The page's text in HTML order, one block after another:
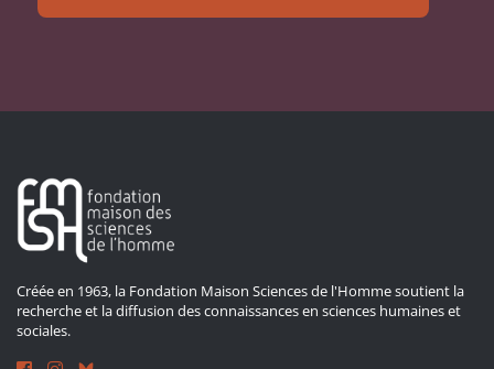
Créée en 1963, la Fondation Maison Sciences de l'Homme soutient la
recherche et la diffusion des connaissances en sciences humaines et
sociales.